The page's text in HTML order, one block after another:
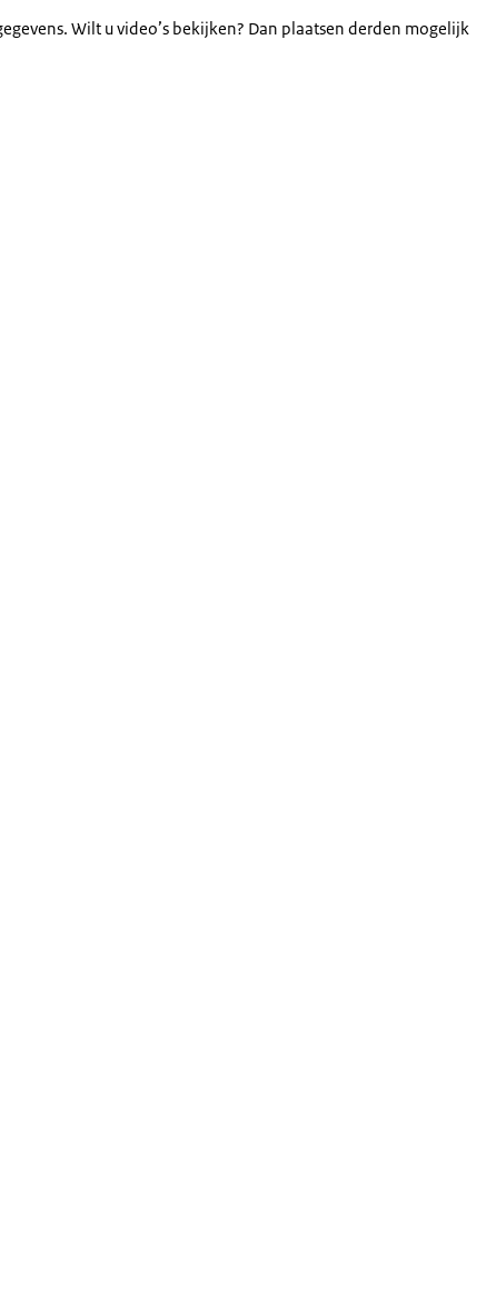
Wilt u video’s bekijken? Dan plaatsen derden mogelijk